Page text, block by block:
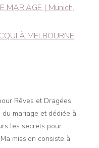
MARIAGE | Munich,
À MELBOURNE
Rêves et Dragées,
du mariage et dédiée à
les secrets pour
mission consiste à